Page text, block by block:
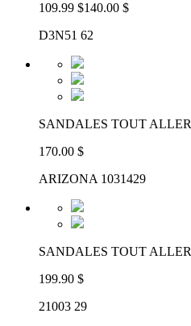
109.99 $140.00 $
D3N51 62
SANDALES TOUT ALLER
170.00 $
ARIZONA 1031429
SANDALES TOUT ALLER
199.90 $
21003 29